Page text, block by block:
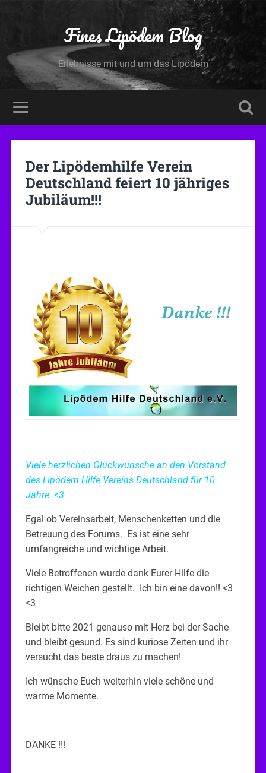
Fines Lipödem Blog
Erlebnisse mit und um das Lipödem
Der Lipödemhilfe Verein
Deutschland feiert 10 jähriges
Jubiläum!!!
Viele herzlichen Glückwünsche an den Vorstand
des Lipödem Hilfe Vereins Deutschland für 10
Jahre <3
Egal ob Vereinsarbeit, Menschenketten und die
Betreuung des Forums. Es ist eine sehr
umfangreiche und wichtige Arbeit.
Viele Betroffenen wurde dank Eurer Hilfe die
richtigen Weichen gestellt. Ich bin eine davon!! <3
<3
Bleibt bitte 2021 genauso mit Herz bei der Sache
und bleibt gesund. Es sind kuriose Zeiten und ihr
versucht das beste draus zu machen!
Ich wünsche Euch weiterhin viele schöne und
warme Momente.
DANKE !!!